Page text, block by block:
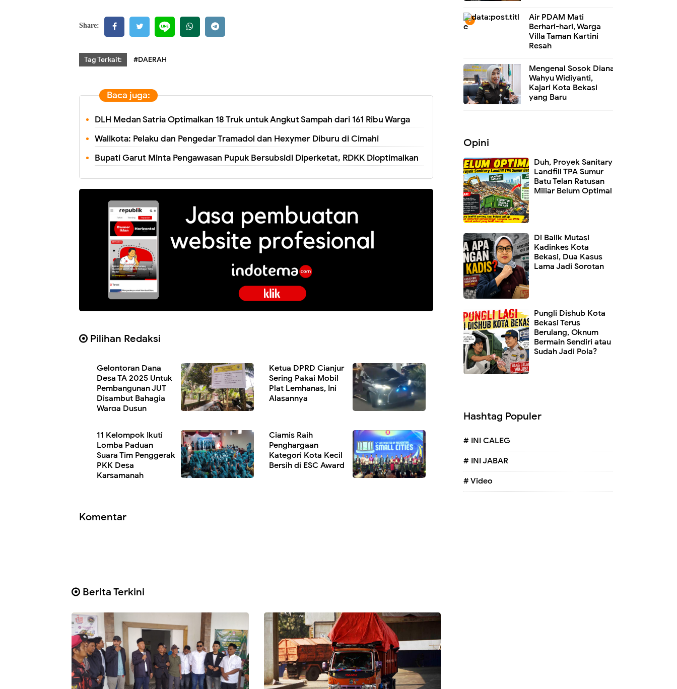
Share:
Tag Terkait: #DAERAH
Baca juga:
DLH Medan Satria Optimalkan 18 Truk untuk Angkut Sampah dari 161 Ribu Warga
Walikota: Pelaku dan Pengedar Tramadol dan Hexymer Diburu di Cimahi
Bupati Garut Minta Pengawasan Pupuk Bersubsidi Diperketat, RDKK Dioptimalkan
Pilihan Redaksi
Gelontoran Dana
Desa TA 2025 Untuk
Pembangunan JUT
Disambut Bahagia
Warga Dusun
Ketua DPRD Cianjur
Sering Pakai Mobil
Plat Lemhanas, Ini
Alasannya
11 Kelompok Ikuti
Lomba Paduan
Suara Tim Penggerak
PKK Desa
Karsamanah
Ciamis Raih
Penghargaan
Kategori Kota Kecil
Bersih di ESC Award
Komentar
Berita Terkini
Air PDAM Mati
Berhari-hari, Warga
Villa Taman Kartini
Resah
Mengenal Sosok Diana
Wahyu Widiyanti,
Kajari Kota Bekasi
yang Baru
Opini
Duh, Proyek Sanitary
Landfill TPA Sumur
Batu Telan Ratusan
Miliar Belum Optimal
Di Balik Mutasi
Kadinkes Kota
Bekasi, Dua Kasus
Lama Jadi Sorotan
Pungli Dishub Kota
Bekasi Terus
Berulang, Oknum
Bermain Sendiri atau
Sudah Jadi Pola?
Hashtag Populer
# INI CALEG
# INI JABAR
# Video